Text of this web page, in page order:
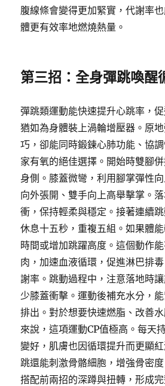
腹線條會變得更加緊實，代謝率
體更有效率地燃燒熱量。
第三招：全身彈跳喚醒
彈跳類運動能快速提升心跳率，
猶如為身體裝上渦輪增壓器。原
巧，卻能同時鍛鍊心肺功能、協
家有氧的絕佳選擇。開始時雙腳
身側。膝蓋微彎，利用腳掌彈性
向外張開、雙手向上高舉擊掌。
衝，保持輕柔與穩定。接著連續
休息十五秒，重複五組。如果體
時間或增加跳躍高度。這個動作
肉，加速血液循環，促進淋巴排
謝率。跳動過程中，注意落地時
少膝蓋衝擊。運動後補充水分，
排出。對於想要快速燃脂、改善
來說，這項運動CP值極高。每天
變好，肌膚也因循環提升而更顯
跳還能刺激骨骼細胞，增強骨密
搭配前兩招的深蹲與扭轉，形成